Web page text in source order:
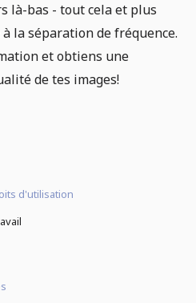
là-bas - tout cela et plus
la séparation de fréquence.
et obtiens une
de tes images!
d'utilisation